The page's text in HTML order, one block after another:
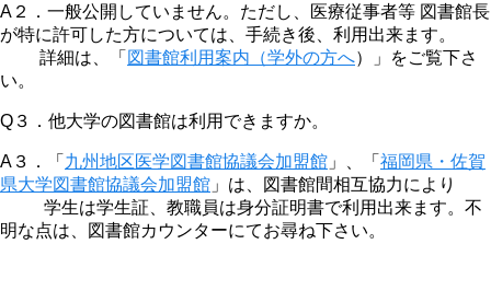
A２．一般公開していません。ただし、医療従事者等 図書館長
が特に許可した方については、手続き後、利用出来ます。
詳細は、「 図書館利用案内（学外の方へ）」をご覧下さ
い。
Q３．他大学の図書館は利用できますか。
A３．「 九州地区医学図書館協議会加盟館 」、「 福岡県・佐賀
県大学図書館協議会加盟館 」は、図書館間相互協力により
学生は学生証、教職員は身分証明書で利用出来ます。不
明な点は、図書館カウンターにてお尋ね下さい。